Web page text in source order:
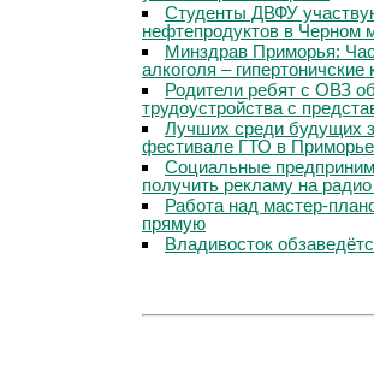
Студенты ДВФУ
нефтепродуктов в Черном
Минздрав Приморья:
алкоголя –
Родители ребят с ОВЗ
трудоустройства с
Лучших среди будущих
фестивале ГТО в Приморье
Социальные
получить рекламу на
Работа над мастер-
прямую
Владивосток